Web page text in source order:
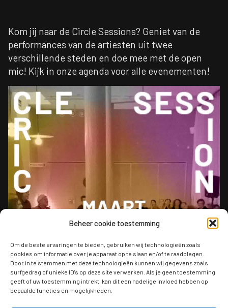
Beheer cookie toestemming
Om de beste ervaringen te bieden, gebruiken wij technologieën zoals
cookies om informatie over je apparaat op te slaan en/of te raadplegen.
Door in te stemmen met deze technologieën kunnen wij gegevens zoals
surfgedrag of unieke ID's op deze site verwerken. Als je geen toestemming
geeft of uw toestemming intrekt, kan dit een nadelige invloed hebben op
bepaalde functies en mogelijkheden.
Kom jij naar de Circle Sessions? Geniet van de
performances van de artiesten uit twee
verschillende steden en doe mee met de open
mic! Kijk in onze agenda voor alle evenementen!